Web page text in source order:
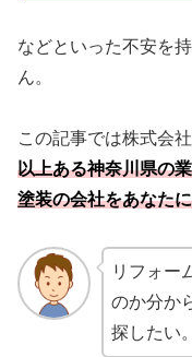
などといった不安を
ん。
この記事では株式会
以上ある神奈川県の
塗装の会社をあなた
リフォー
のか分か
探したい。